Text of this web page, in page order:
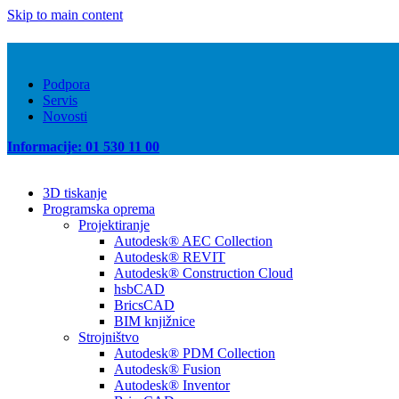
Skip to main content
Podpora
Servis
Novosti
Informacije: 01 530 11 00
3D tiskanje
Programska oprema
Projektiranje
Autodesk® AEC Collection
Autodesk® REVIT
Autodesk® Construction Cloud
hsbCAD
BricsCAD
BIM knjižnice
Strojništvo
Autodesk® PDM Collection
Autodesk® Fusion
Autodesk® Inventor